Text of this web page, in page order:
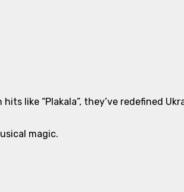
like “Plakala”, they’ve redefined
magic.